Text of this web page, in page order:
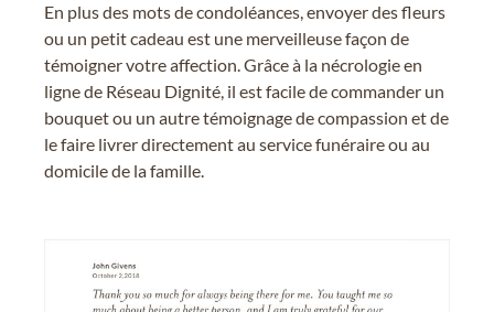
En plus des mots de condoléances, envoyer des fleurs
ou un petit cadeau est une merveilleuse façon de
témoigner votre affection. Grâce à la nécrologie en
ligne de Réseau Dignité, il est facile de commander un
bouquet ou un autre témoignage de compassion et de
le faire livrer directement au service funéraire ou au
domicile de la famille.